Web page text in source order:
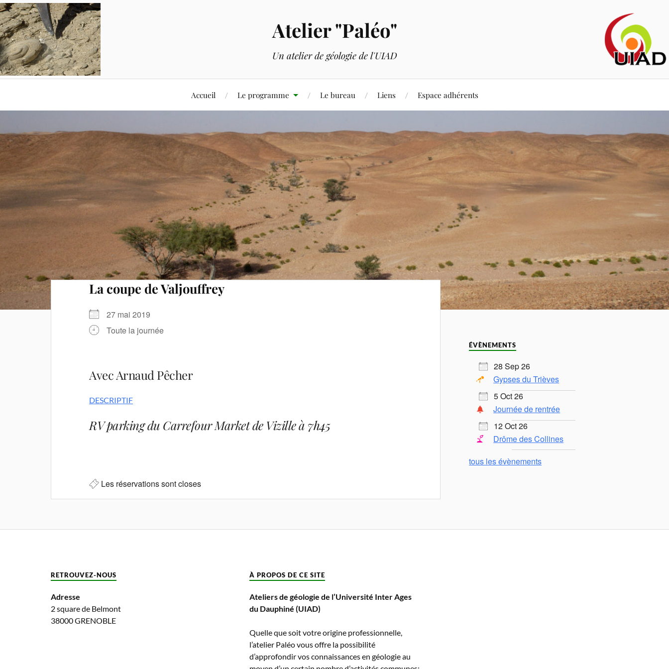
Atelier "Paléo"
Un atelier de géologie de l'UIAD
Accueil Le programme Le bureau Liens Espace adhérents
La coupe de Valjouffrey
27 mai 2019
Toute la journée
Avec Arnaud Pêcher
DESCRIPTIF
RVparking du Carrefour Market de Vizille à 7h45
Les réservations sont closes
ÉVÈNEMENTS
28 Sep 26
Gypses du Trièves
5 Oct 26
Journée de rentrée
12 Oct 26
Drôme des Collines
tous les évènements
RETROUVEZ-NOUS
Adresse
2 square de Belmont
38000 GRENOBLE
À PROPOS DE CE SITE
Ateliers de géologie de l’Université Inter Ages
du Dauphiné (UIAD)
Quelle que soit votre origine professionnelle,
l’atelier Paléo vous offre la possibilité
d’approfondir vos connaissances en géologie au